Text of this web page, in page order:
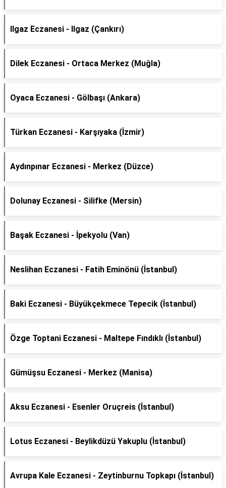
Ilgaz Eczanesi - Ilgaz (Çankırı)
Dilek Eczanesi - Ortaca Merkez (Muğla)
Oyaca Eczanesi - Gölbaşı (Ankara)
Türkan Eczanesi - Karşıyaka (İzmir)
Aydınpınar Eczanesi - Merkez (Düzce)
Dolunay Eczanesi - Silifke (Mersin)
Başak Eczanesi - İpekyolu (Van)
Neslihan Eczanesi - Fatih Eminönü (İstanbul)
Baki Eczanesi - Büyükçekmece Tepecik (İstanbul)
Özge Toptani Eczanesi - Maltepe Fındıklı (İstanbul)
Gümüşsu Eczanesi - Merkez (Manisa)
Aksu Eczanesi - Esenler Oruçreis (İstanbul)
Lotus Eczanesi - Beylikdüzü Yakuplu (İstanbul)
Avrupa Kale Eczanesi - Zeytinburnu Topkapı (İstanbul)